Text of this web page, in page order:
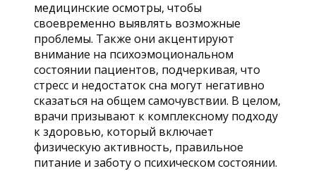
медицинские осмотры, чтобы
своевременно выявлять возможные
проблемы. Также они акцентируют
внимание на психоэмоциональном
состоянии пациентов, подчеркивая, что
стресс и недостаток сна могут негативно
сказаться на общем самочувствии. В целом,
врачи призывают к комплексному подходу
к здоровью, который включает
физическую активность, правильное
питание и заботу о психическом состоянии.